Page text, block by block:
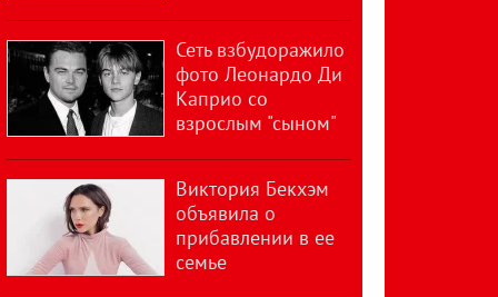
Сеть взбудоражило
фото Леонардо Ди
Каприо со
взрослым "сыном"
Виктория Бекхэм
объявила о
прибавлении в ее
семье